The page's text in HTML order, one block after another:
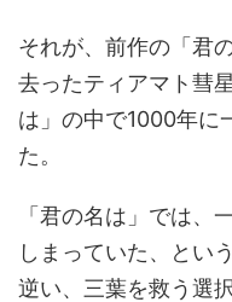
それが、前作の「君
去ったティアマト彗
は」の中で1000年に
た。
「君の名は」では、
しまっていた、とい
逆い、三葉を救う選